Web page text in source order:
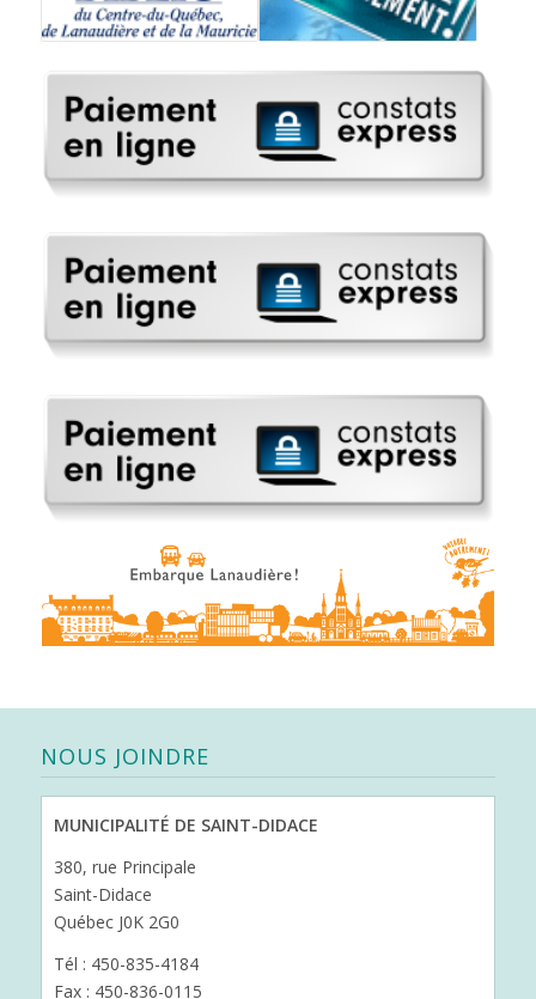
NOUS JOINDRE
MUNICIPALITÉ DE SAINT-DIDACE
380, rue Principale
Saint-Didace
Québec J0K 2G0
Tél : 450-835-4184
Fax : 450-836-0115